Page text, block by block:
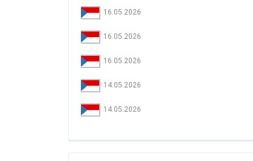
16.05.2026
16.05.2026
16.05.2026
14.05.2026
14.05.2026